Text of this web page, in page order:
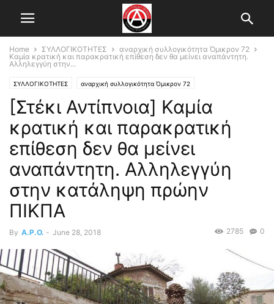
Home ΣΥΛΛΟΓΙΚΟΤΗΤΕΣ
αναρχική συλλογικότητα Όμικρον 72
Καμία κρατική και παρακρατική επίθεση δεν θα μείνει αναπάντητη.
Αλληλεγγύη στην...
ΣΥΛΛΟΓΙΚΟΤΗΤΕΣ αναρχική συλλογικότητα Όμικρον 72
[Στέκι Αντίπνοια] Καμία
κρατική και παρακρατική
επίθεση δεν θα μείνει
αναπάντητη. Αλληλεγγύη
στην κατάληψη πρώην
ΠΙΚΠΑ
By A.P.O. - June 28, 2018 0
2785